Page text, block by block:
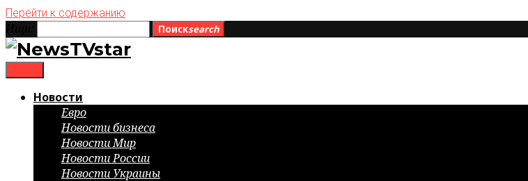
Перейти к содержанию
Поискsearch
Новости
Евро
Новости бизнеса
Новости Мир
Новости России
Новости Украины